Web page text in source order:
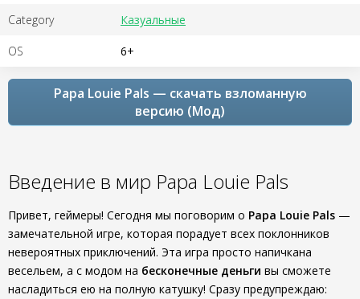
Category Казуальные
OS 6+
Papa Louie Pals — скачать взломанную
версию (Мод)
Введение в мир Papa Louie Pals
Привет, геймеры! Сегодня мы поговорим о Papa Louie Pals —
замечательной игре, которая порадует всех поклонников
невероятных приключений. Эта игра просто напичкана
весельем, а с модом на бесконечные деньги вы сможете
насладиться ею на полную катушку! Сразу предупреждаю: